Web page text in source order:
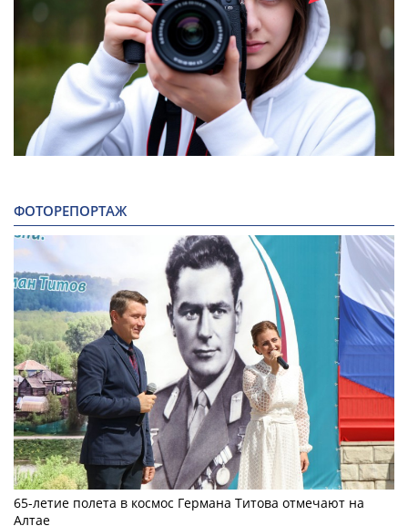
ФОТОРЕПОРТАЖ
65-летие полета в космос Германа Титова отмечают на
Алтае